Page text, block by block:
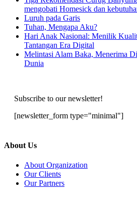
mengobati Homesick dan
Luruh pada Garis
Tuhan, Mengapa Aku?
Hari Anak Nasional: Menilik
Tantangan Era Digital
Melintasi Alam Baka, Menerima
Dunia
Subscribe to our newsletter!
[newsletter_form type="minimal"]
About Us
About Organization
Our Clients
Our Partners